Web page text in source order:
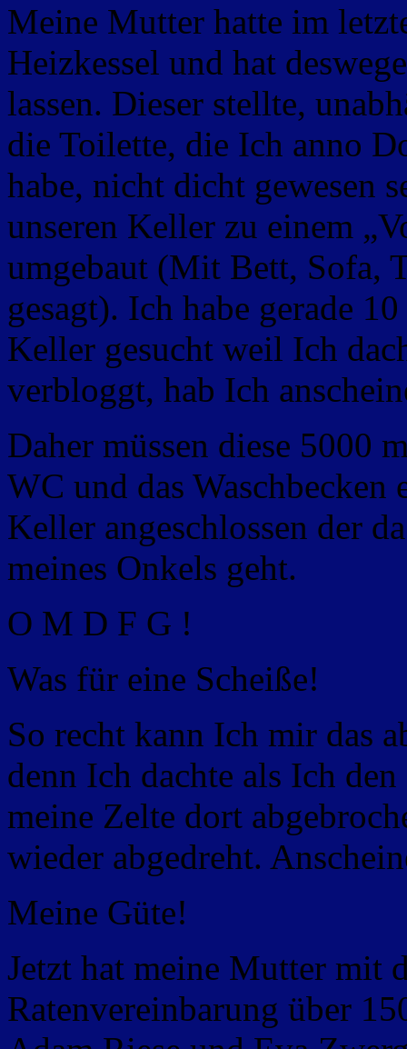
Meine Mutter hatte im
Heizkessel und hat
lassen. Dieser stellte,
die Toilette, die Ich anno
habe, nicht dicht gewesen
unseren Keller zu einem
umgebaut (Mit Bett, Sofa,
gesagt). Ich habe gerade
Keller gesucht weil Ich
verbloggt, hab Ich
Daher müssen diese 5000
WC und das Waschbecken
Keller angeschlossen der
meines Onkels geht.
O M D F G !
Was für eine Scheiße!
So recht kann Ich mir das
denn Ich dachte als Ich
meine Zelte dort
wieder abgedreht.
Meine Güte!
Jetzt hat meine Mutter mit
Ratenvereinbarung über